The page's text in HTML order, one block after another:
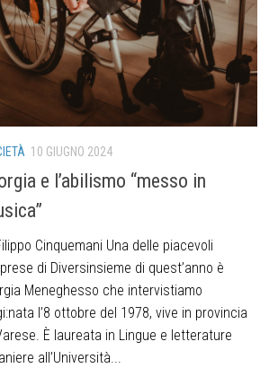
10 GIUGNO 2024
e l’abilismo “messo in
Cinquemani Una delle piacevoli
di Diversinsieme di quest’anno è
Meneghesso che intervistiamo
l’8 ottobre del 1978, vive in provincia
È laureata in Lingue e letterature
all’Università...